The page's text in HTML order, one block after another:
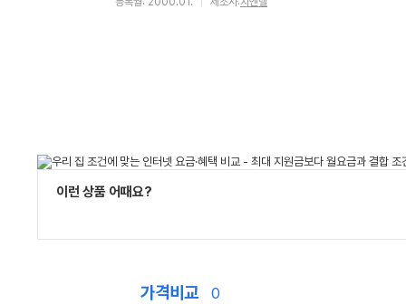
이런 상품 어때요?
가격비교 0